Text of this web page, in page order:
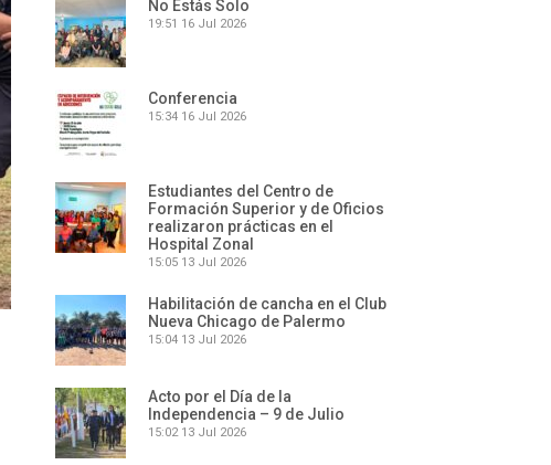
No Estás Solo
19:51 16 Jul 2026
Conferencia
15:34 16 Jul 2026
Estudiantes del Centro de
Formación Superior y de Oficios
realizaron prácticas en el
Hospital Zonal
15:05 13 Jul 2026
Habilitación de cancha en el Club
Nueva Chicago de Palermo
15:04 13 Jul 2026
Acto por el Día de la
Independencia – 9 de Julio
15:02 13 Jul 2026